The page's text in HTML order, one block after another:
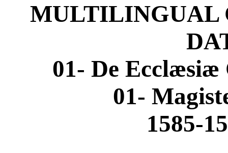
MULTILINGUAL
01- De
01-
1585-